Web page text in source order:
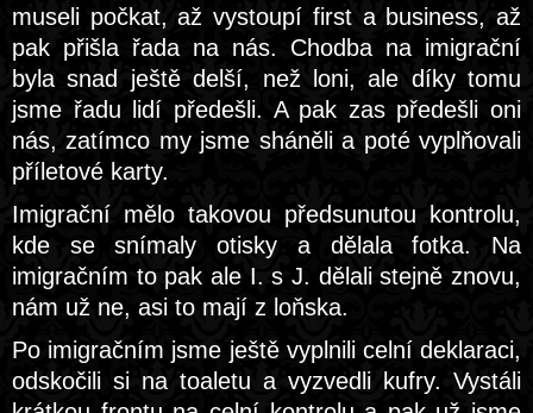
museli počkat, až vystoupí first a business, až
pak přišla řada na nás. Chodba na imigrační
byla snad ještě delší, než loni, ale díky tomu
jsme řadu lidí předešli. A pak zas předešli oni
nás, zatímco my jsme sháněli a poté vyplňovali
příletové karty.
Imigrační mělo takovou předsunutou kontrolu,
kde se snímaly otisky a dělala fotka. Na
imigračním to pak ale I. s J. dělali stejně znovu,
nám už ne, asi to mají z loňska.
Po imigračním jsme ještě vyplnili celní deklaraci,
odskočili si na toaletu a vyzvedli kufry. Vystáli